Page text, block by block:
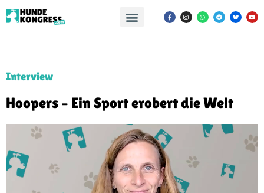
Interview
Hoopers – Ein Sport erobert die Welt